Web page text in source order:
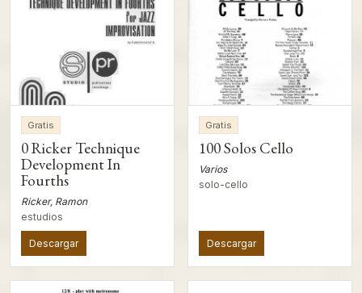
Gratis
0 Ricker Technique
Development In
Fourths
Ricker, Ramon
estudios
Descargar
Gratis
100 Solos Cello
Varios
solo-cello
Descargar